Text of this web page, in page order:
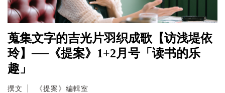
蒐集文字的吉光片羽织成歌【访浅堤依
玲】──《提案》1+2月号「读书的乐
趣」
撰文 《提案》編輯室